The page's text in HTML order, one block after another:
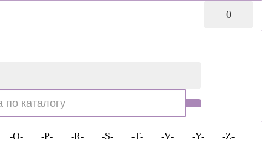
0
-O- -P- -R- -S- -T- -V- -Y- -Z-